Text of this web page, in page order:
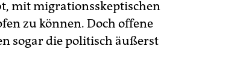
mit migrationsskeptischen
zu können. Doch offene
sogar die politisch äußerst